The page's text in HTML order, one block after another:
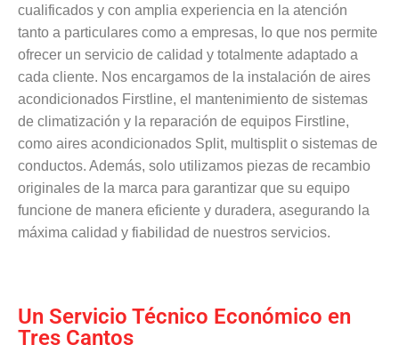
cualificados y con amplia experiencia en la atención
tanto a particulares como a empresas, lo que nos permite
ofrecer un servicio de calidad y totalmente adaptado a
cada cliente. Nos encargamos de la instalación de aires
acondicionados Firstline, el mantenimiento de sistemas
de climatización y la reparación de equipos Firstline,
como aires acondicionados Split, multisplit o sistemas de
conductos. Además, solo utilizamos piezas de recambio
originales de la marca para garantizar que su equipo
funcione de manera eficiente y duradera, asegurando la
máxima calidad y fiabilidad de nuestros servicios.
Un Servicio Técnico Económico en
Tres Cantos